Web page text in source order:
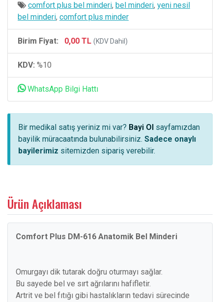
comfort plus bel minderi, bel minderi, yeni nesil
bel minderi, comfort plus minder
Birim Fiyat: 0,00 TL (KDV Dahil)
KDV: %10
WhatsApp Bilgi Hattı
Bir medikal satış yeriniz mi var? Bayi Ol sayfamızdan
bayilik müracaatında bulunabilirsiniz. Sadece onaylı
bayilerimiz sitemizden sipariş verebilir.
Ürün Açıklaması
Comfort Plus DM-616 Anatomik Bel Minderi
Omurgayı dik tutarak doğru oturmayı sağlar.
Bu sayede bel ve sırt ağrılarını hafifletir.
Artrit ve bel fıtığı gibi hastalıkların tedavi sürecinde